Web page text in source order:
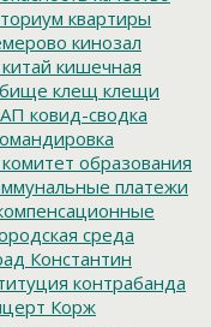
квартиры
кинозал
китай кишечная
клещ клещи
ковид-сводка
комитет образования
платежи
среда
Константин
контрабанда
Корж